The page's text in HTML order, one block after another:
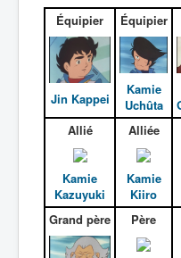
Équipier
Jin Kappei
Équipier
Kamie
Uchûta
Allié
Kamie
Kazuyuki
Alliée
Kamie
Kiiro
Grand père
Père